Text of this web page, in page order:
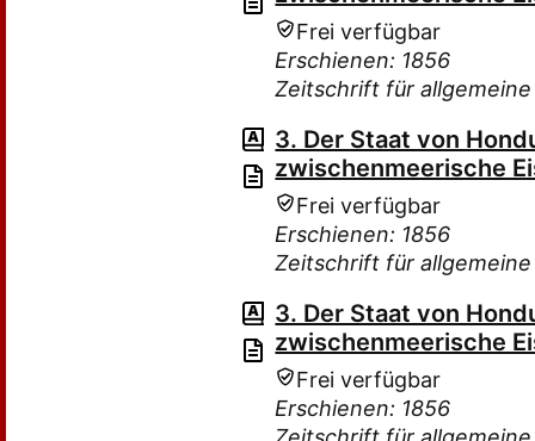
Frei verfügbar
Erschienen: 1856
Zeitschrift für
3. Der Staat von
zwischenmeerische
Frei verfügbar
Erschienen: 1856
Zeitschrift für
3. Der Staat von
zwischenmeerische
Frei verfügbar
Erschienen: 1856